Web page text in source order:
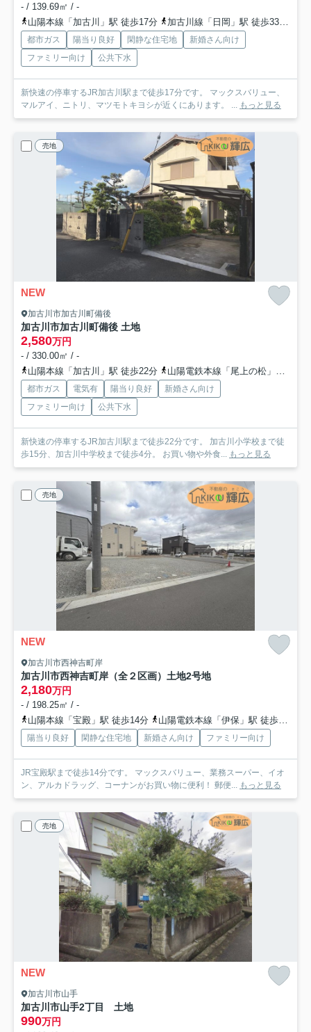
- / 139.69㎡ / -
山陽本線「加古川」駅 徒歩17分
加古川線「日岡」駅 徒歩33分
都市ガス 陽当り良好 閑静な住宅地
新婚さん向け
ファミリー向け
公共下水
新快速の停車するJR加古川駅まで徒歩17分です。 マックスバリュー、
マルアイ、ニトリ、マツモトキヨシが近くにあります。 ... もっと見る
売地
NEW
加古川市加古川町備後
加古川市加古川町備後 土地
2,580万円
- / 330.00㎡ / -
山陽本線「加古川」駅 徒歩22分
山陽電鉄本線「尾上の松」駅 徒歩23分
都市ガス 電気有 陽当り良好
新婚さん向け
ファミリー向け
公共下水
新快速の停車するJR加古川駅まで徒歩22分です。 加古川小学校まで徒
歩15分、加古川中学校まで徒歩4分。 お買い物や外食... もっと見る
売地
NEW
加古川市西神吉町岸
加古川市西神吉町岸（全２区画）土地2号地
2,180万円
- / 198.25㎡ / -
山陽本線「宝殿」駅 徒歩14分
山陽電鉄本線「伊保」駅 徒歩50分
陽当り良好 閑静な住宅地 新婚さん向け ファミリー向け
JR宝殿駅まで徒歩14分です。 マックスバリュー、業務スーパー、イオ
ン、アルカドラッグ、コーナンがお買い物に便利！ 郵便... もっと見る
売地
NEW
加古川市山手
加古川市山手2丁目 土地
990万円